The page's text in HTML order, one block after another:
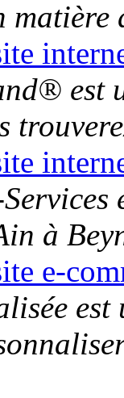
est
à
e-
est